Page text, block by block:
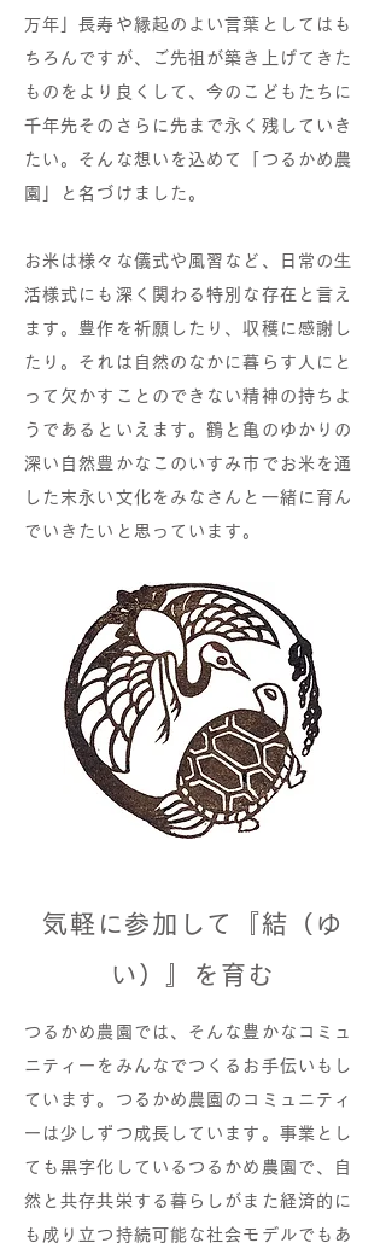
万年」長寿や縁起のよい言葉としてはも
ちろんですが、ご先祖が築き上げてきた
ものをより良くして、今のこどもたちに
千年先そのさらに先まで永く残していき
たい。そんな想いを込めて「つるかめ農
園」と名づけました。
お米は様々な儀式や風習など、日常の生
活様式にも深く関わる特別な存在と言え
ます。豊作を祈願したり、収穫に感謝し
たり。それは自然のなかに暮らす人にと
って欠かすことのできない精神の持ちよ
うであるといえます。鶴と亀のゆかりの
深い自然豊かなこのいすみ市でお米を通
した末永い文化をみなさんと一緒に育ん
でいきたいと思っています。
気軽に参加して『結（ゆ
い）』を育む
つるかめ農園では、そんな豊かなコミュ
ニティーをみんなでつくるお手伝いもし
ています。つるかめ農園のコミュニティ
ーは少しずつ成長しています。事業とし
ても黒字化しているつるかめ農園で、自
然と共存共栄する暮らしがまた経済的に
も成り立つ持続可能な社会モデルでもあ